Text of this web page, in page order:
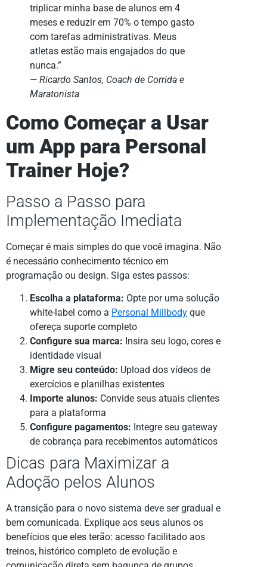
triplicar minha base de alunos em 4
meses e reduzir em 70% o tempo gasto
com tarefas administrativas. Meus
atletas estão mais engajados do que
nunca.”
— Ricardo Santos, Coach de Corrida e
Maratonista
Como Começar a Usar
um App para Personal
Trainer Hoje?
Passo a Passo para
Implementação Imediata
Começar é mais simples do que você imagina. Não
é necessário conhecimento técnico em
programação ou design. Siga estes passos:
Escolha a plataforma: Opte por uma solução
white-label como a Personal Millbody que
ofereça suporte completo
Configure sua marca: Insira seu logo, cores e
identidade visual
Migre seu conteúdo: Upload dos vídeos de
exercícios e planilhas existentes
Importe alunos: Convide seus atuais clientes
para a plataforma
Configure pagamentos: Integre seu gateway
de cobrança para recebimentos automáticos
Dicas para Maximizar a
Adoção pelos Alunos
A transição para o novo sistema deve ser gradual e
bem comunicada. Explique aos seus alunos os
benefícios que eles terão: acesso facilitado aos
treinos, histórico completo de evolução e